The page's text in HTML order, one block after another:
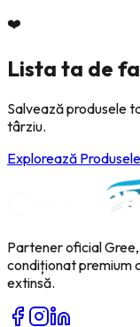
❤️
Lista ta de
Salvează produsele
târziu.
Explorează Produsele
Partener oficial
condiționat premium
extinsă.